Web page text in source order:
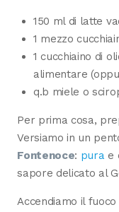
150 ml di latte
1 mezzo
1 cucchiaino di
alimentare
q.b miele o
Per prima cosa,
Versiamo in un
Fontenoce: pura e
sapore delicato al
Accendiamo il